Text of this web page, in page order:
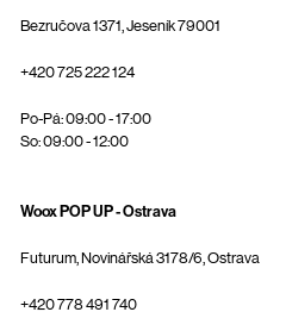
Bezručova 1371, Jeseník 79001
+420 725 222 124
Po-Pá: 09:00 - 17:00
So: 09:00 - 12:00
Woox POP UP - Ostrava
Futurum, Novinářská 3178/6, Ostrava
+420 778 491 740